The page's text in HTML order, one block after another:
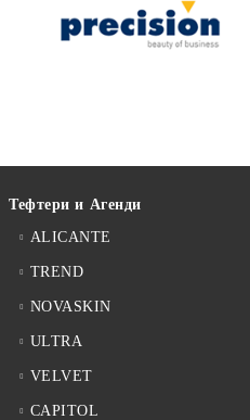
Тефтери и Агенди
ALICANTE
TREND
NOVASKIN
ULTRA
VELVET
CAPITOL